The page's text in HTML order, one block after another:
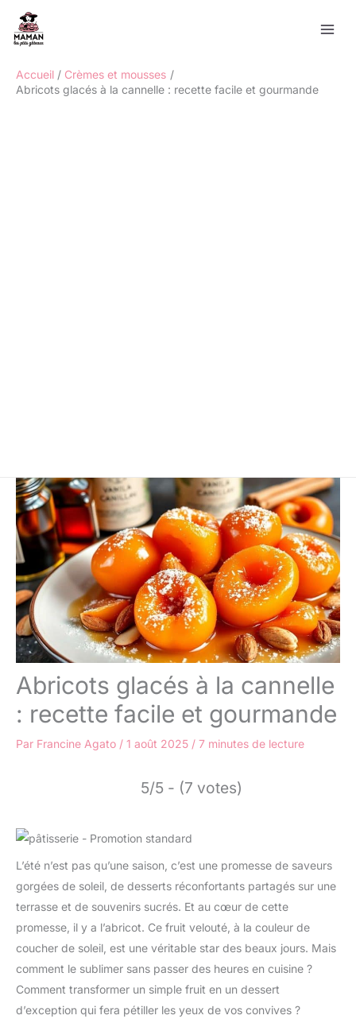
contenu
Accueil
Crèmes et mousses
Abricots glacés à la cannelle : recette facile et gourmande
Abricots glacés à la cannelle
: recette facile et gourmande
Par Francine Agato / 1 août 2025 / 7 minutes de lecture
5/5 - (7 votes)
L’été n’est pas qu’une saison, c’est une promesse de saveurs
gorgées de soleil, de desserts réconfortants partagés sur une
terrasse et de souvenirs sucrés. Et au cœur de cette
promesse, il y a l’abricot. Ce fruit velouté, à la couleur de
coucher de soleil, est une véritable star des beaux jours. Mais
comment le sublimer sans passer des heures en cuisine ?
Comment transformer un simple fruit en un dessert
d’exception qui fera pétiller les yeux de vos convives ?
Rechercher